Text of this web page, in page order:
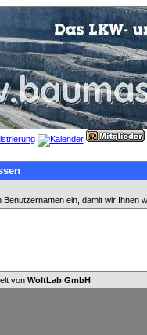
Benutzernamen ein, damit wir Ihnen
von WoltLab GmbH